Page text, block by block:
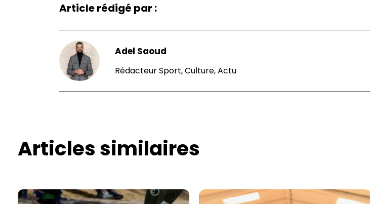
Article rédigé par :
Adel Saoud
Rédacteur Sport, Culture, Actu
Articles similaires